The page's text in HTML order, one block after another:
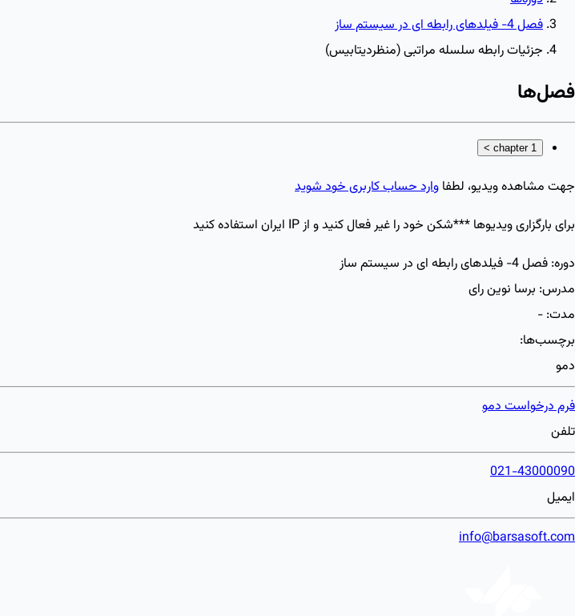
فصل 4- فیلدهای رابطه ای در سیستم ساز
جزئیات رابطه سلسله مراتبی (منظردیتابیس)
فصل‌ها
chapter 1
>
جهت مشاهده ویدیو، لطفا وارد حساب کاربری خود شوید
برای بارگزاری ویدیو‌ها ***شکن خود را غیر فعال کنید و از IP ایران استفاده کنید
دوره: فصل 4- فیلدهای رابطه ای در سیستم ساز
مدرس: برسا نوین رای
مدت: -
برچسب‌ها:
دمو
فرم درخواست دمو
تلفن
021-43000090
ایمیل
info@barsasoft.com